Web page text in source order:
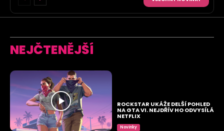
NEJČTENĚJŠÍ
ROCKSTAR UKÁŽE DELŠÍ POHLED
NA GTA VI. NEJDŘÍV HO ODVYSÍLÁ
NETFLIX
Novinky